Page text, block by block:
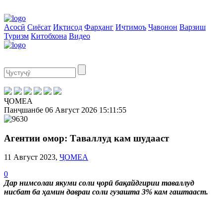
Асосӣ Сиёсат Иқтисод Фарҳанг Иҷтимоъ Ҷавонон Варзиш
Туризм Китобхона Видео
ҶОМЕА
Панҷшанбе 06 Август 2026 15:11:55
Агентии омор: Таваллуд кам шудааст
11 Август 2023, ҶОМЕА
0
Дар нимсолаи якуми соли ҷорӣ бақайдгирии таваллуд
нисбат ба ҳамин давраи соли гузашта 3% кам гаштааст.